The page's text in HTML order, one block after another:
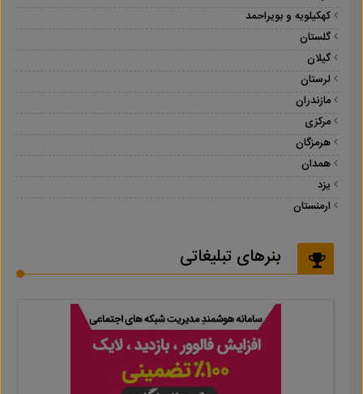
کهکیلویه و بویراحمد
گلستان
گیلان
لرستان
مازندران
مرکزی
هرمزگان
همدان
یزد
ارمنستان
بنرهای تبلیغاتی